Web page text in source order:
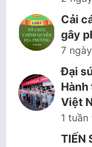
Cải
gây
7
Đại
Hành
Việt
1
TIẾN